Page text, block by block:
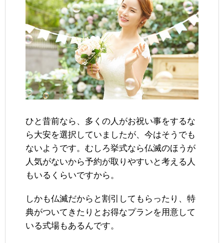
ひと昔前なら、多くの人がお祝い事をするな
ら大安を選択していましたが、今はそうでも
ないようです。むしろ挙式なら仏滅のほうが
人気がないから予約が取りやすいと考える人
もいるくらいですから。
しかも仏滅だからと割引してもらったり、特
典がついてきたりとお得なプランを用意して
いる式場もあるんです。